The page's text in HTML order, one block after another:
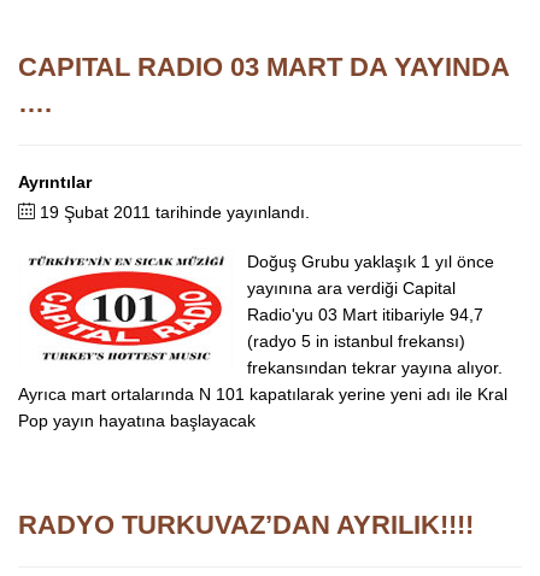
CAPITAL RADIO 03 MART DA YAYINDA
….
Ayrıntılar
19 Şubat 2011 tarihinde yayınlandı.
Doğuş Grubu yaklaşık 1 yıl önce
yayınına ara verdiği Capital
Radio'yu 03 Mart itibariyle 94,7
(radyo 5 in istanbul frekansı)
frekansından tekrar yayına alıyor.
Ayrıca mart ortalarında N 101 kapatılarak yerine yeni adı ile Kral
Pop yayın hayatına başlayacak
RADYO TURKUVAZ’DAN AYRILIK!!!!